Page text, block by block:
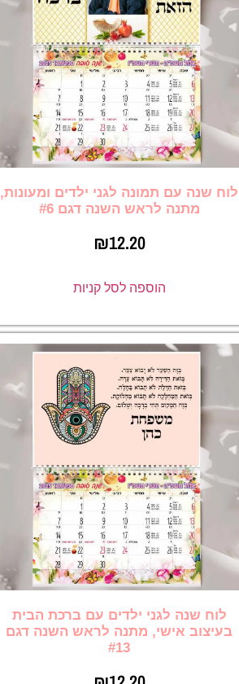
לוח שנה עם תמונה לגני ילדים ומעונות,
מתנה לראש השנה דגם #6
₪12.20
הוספה לסל קניות
לוח שנה לגני ילדים עם ברכת הבית
בעיצוב אישי, מתנה לראש השנה דגם
#13